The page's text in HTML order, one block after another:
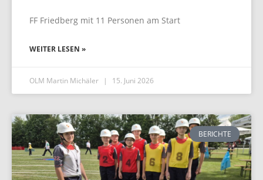
FF Friedberg mit 11 Personen am Start
WEITER LESEN »
OLM Martin Michäler 15. Juni 2026
BERICHTE